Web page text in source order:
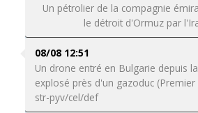
Un pétrolier de la compagnie
le détroit d'Ormuz par
08/08 12:51
Un drone entré en Bulgarie depuis
explosé près d'un gazoduc
str-pyv/cel/def